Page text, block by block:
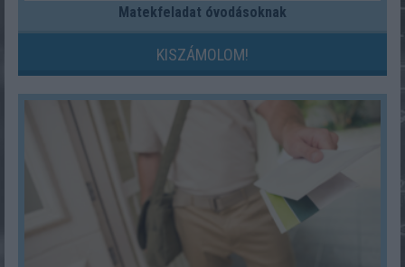
Matekfeladat óvodásoknak
KISZÁMOLOM!